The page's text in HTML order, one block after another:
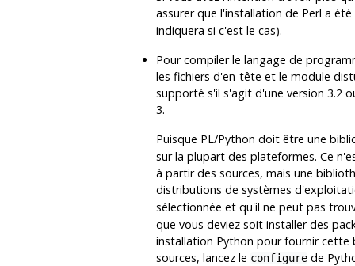
assurer que l'installation de Perl a
indiquera si c'est le cas).
Pour compiler le langage de
les fichiers d'en-tête et le module
supporté s'il s'agit d'une version 3.2
3.
Puisque PL/Python doit être une
sur la plupart des plateformes. Ce
à partir des sources, mais une
distributions de systèmes
sélectionnée et qu'il ne peut pas
que vous deviez soit installer des
installation Python pour fournir cette
sources, lancez le configurede